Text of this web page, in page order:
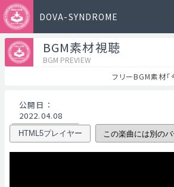
DOVA-SYNDROME
BGM素材視聴
BGM PREVIEW
フリーBGM素材
公開日 ：
2022.04.08
HTML5プレイヤー